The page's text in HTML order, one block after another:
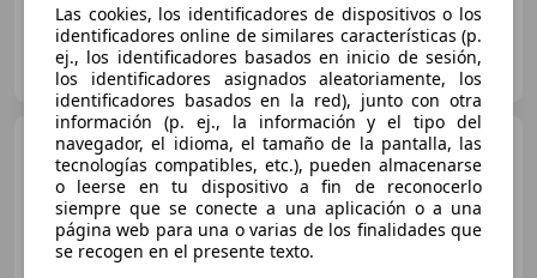
AUTOHERO CENTER MADRID
ES-28050 MADRID
CUPRA Formentor 1.5 TSI
110kW (150 CV) DSG
€ 20.490
Las cookies, los identificadores de dispositivos o los
identificadores online de similares características (p.
ej., los identificadores basados en inicio de sesión,
los identificadores asignados aleatoriamente, los
identificadores basados en la red), junto con otra
información (p. ej., la información y el tipo del
navegador, el idioma, el tamaño de la pantalla, las
tecnologías compatibles, etc.), pueden almacenarse
o leerse en tu dispositivo a fin de reconocerlo
siempre que se conecte a una aplicación o a una
página web para una o varias de los finalidades que
se recogen en el presente texto.